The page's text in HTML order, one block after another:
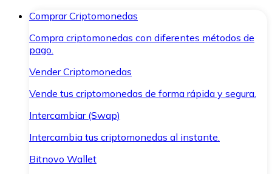
Comprar Criptomonedas
Compra criptomonedas con diferentes métodos de
pago.
Vender Criptomonedas
Vende tus criptomonedas de forma rápida y segura.
Intercambiar (Swap)
Intercambia tus criptomonedas al instante.
Bitnovo Wallet